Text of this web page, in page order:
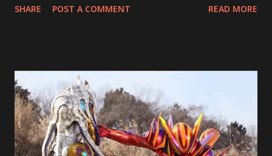
karakter utama. 🍡 Toko Manisan dan Kenangan Pahit
Tampaknya ini akan menjadi selingan ringan dari konflik
besar, namun justru menjadi awal dari konfrontasi
emosional yang mendalam. Di toko tersebut, mereka
bertemu Kenji (Yoshioka Mutsuo), seorang pengrajin
wagashi berbakat… yang ternyata adalah Granute ,
SHARE POST A COMMENT READ MORE